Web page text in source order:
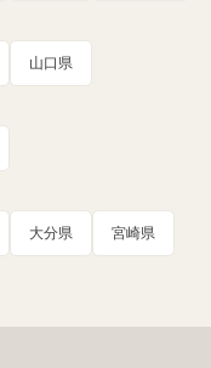
山口県
大分県 宮崎県